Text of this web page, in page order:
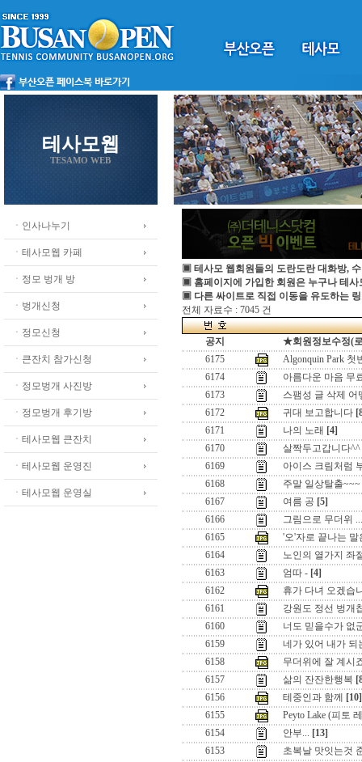
테사모웹
TESAMO WEB
ㆍ인사나누기
ㆍ테사모웹 카페
ㆍ정모 벙개 방
ㆍ벙개신청
ㆍ정모신청
ㆍ큰잔치 참가신청
ㆍ정모벙개 사진방
ㆍ정모벙개 후기방
ㆍ테사모웹 큰잔치
ㆍ테사모웹 운영진
ㆍ테사모웹 운영실
▣ 테사모 웹회원들의 도란도란 대화방,
▣ 홈페이지에 가입한 회원은 누구나 테사
▣ 다른 싸이트로 직접 이동을 유도하는
전체 자료수 : 7045 건
공지
★회원정보수정(
6175
Algonquin Park 첫
6174
아름다운 마음 무
6173
스팸성 글 삭제 어
6172
귀대 보고합니다
6171
나의 노래 [4]
6170
살짝두고갑니다^^
6169
아이스 크림처럼
6168
주말 일상탈출~~~
6167
여름 공 [5]
6166
그림으로 무더위
6165
'오'자로 끝나는
6164
노인의 열가지 좌
6163
엄따 - [4]
6162
휴가 다녀 오겠습
6161
강원도 정선 벙개
6160
너도 믿을수가 없
6159
네가 있어 내가 되
6158
무더위에 잘 계시
6157
삶의 잔잔한행복
6156
테중인과 함께
[10]
6155
Peyto Lake (피토
6154
안부... [13]
6153
초복날 맛잇는것